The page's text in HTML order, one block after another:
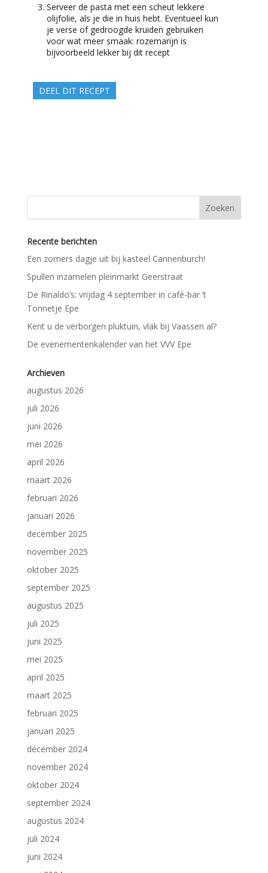
Serveer de pasta met een scheut lekkere
olijfolie, als je die in huis hebt. Eventueel kun
je verse of gedroogde kruiden gebruiken
voor wat meer smaak: rozemarijn is
bijvoorbeeld lekker bij dit recept
DEEL DIT RECEPT
Recente berichten
Een zomers dagje uit bij kasteel Cannenburch!
Spullen inzamelen pleinmarkt Geerstraat
De Rinaldo’s: vrijdag 4 september in café-bar ’t
Tonnetje Epe
Kent u de verborgen pluktuin, vlak bij Vaassen al?
De evenementenkalender van het VVV Epe
Archieven
augustus 2026
juli 2026
juni 2026
mei 2026
april 2026
maart 2026
februari 2026
januari 2026
december 2025
november 2025
oktober 2025
september 2025
augustus 2025
juli 2025
juni 2025
mei 2025
april 2025
maart 2025
februari 2025
januari 2025
december 2024
november 2024
oktober 2024
september 2024
augustus 2024
juli 2024
juni 2024